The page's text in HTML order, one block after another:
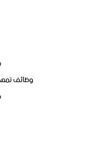
وظائف